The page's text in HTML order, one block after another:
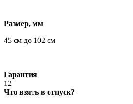
Размер, мм
45 см до 102 см
Гарантия
12
Что взять в отпуск?